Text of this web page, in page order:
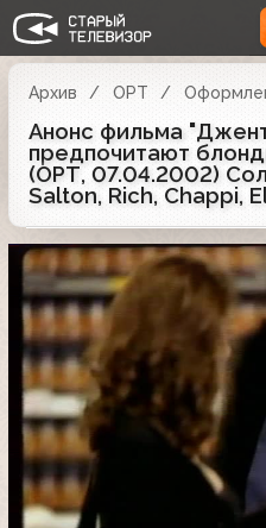
Архив ОРТ
Анонс фильма
предпочитают
(ОРТ, 07.04.2002)
Salton, Rich, Chappi,